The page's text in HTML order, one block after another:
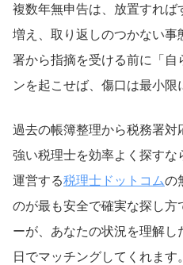
複数年無申告は、放置すれ
増え、取り返しのつかない
署から指摘を受ける前に「自
ンを起こせば、傷口は最小限
過去の帳簿整理から税務署対
強い税理士を効率よく探す
運営する税理士ドットコムの
のが最も安全で確実な探し方
ーが、あなたの状況を理解
日でマッチングしてくれま